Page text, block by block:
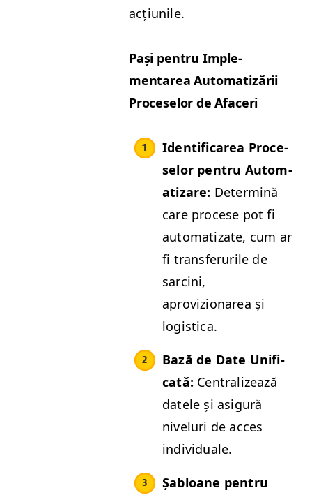
acțiunile.
Pași pen­tru Imple­
mentarea Autom­a­tizării
Pro­ce­selor de Afaceri
Iden­ti­fi­carea Pro­ce­
selor pen­tru Autom­
a­ti­zare: Deter­mină
care pro­cese pot fi
autom­a­ti­zate, cum ar
fi trans­fer­urile de
sarci­ni,
aprovizionarea și
logistica.
Bază de Date Uni­fi­
cată: Cen­tral­izează
datele și asig­ură
niveluri de acces
individuale.
Șabloane pen­tru